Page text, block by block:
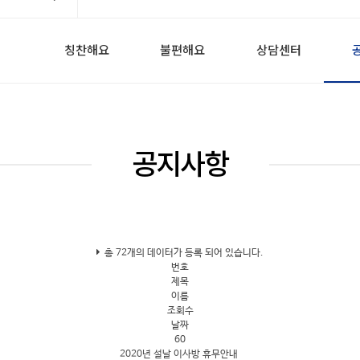
칭찬해요 불편해요 상담센터
공지사항
총 72개의 데이터가 등록 되어 있습니다.
번호
제목
이름
조회수
날짜
60
2020년 설날 이사방 휴무안내